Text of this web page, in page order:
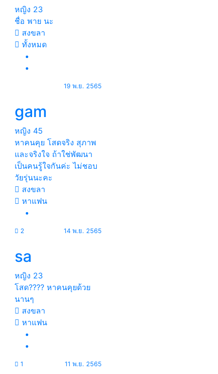
หญิง 23
ชื่อ พาย นะ
สงขลา
ทั้งหมด
19 พ.ย. 2565
gam
หญิง 45
หาคนคุย โสดจริง สุภาพ
และจริงใจ ถ้าใช่พัฒนา
เป็นคนรู้ใจกันค่ะ ไม่ชอบ
วัยรุ่นนะคะ
สงขลา
หาแฟน
2 14 พ.ย. 2565
sa
หญิง 23
โสด???? หาคนคุยด้วย
นานๆ
สงขลา
หาแฟน
1 11 พ.ย. 2565